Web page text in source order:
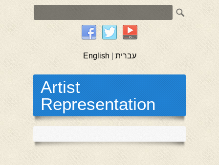
English | עברית
Artist
Representation